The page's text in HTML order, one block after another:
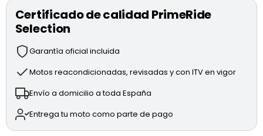
Somos concesionario y service oficial Ducati Madrid.
Moto totalmente revisada.
Incluye cambio de titularidad.
Motor bicilíndrico V2 de 120CV y 890cc.
Sistema de frenada BREMBO M50.
DQS, EBC, DTS, DWC Y ABS.
Certificado de calidad PrimeRide
Selection
Garantía oficial incluida
Motos reacondicionadas, revisadas y con ITV en vigor
Envío a domicilio a toda España
Entrega tu moto como parte de pago